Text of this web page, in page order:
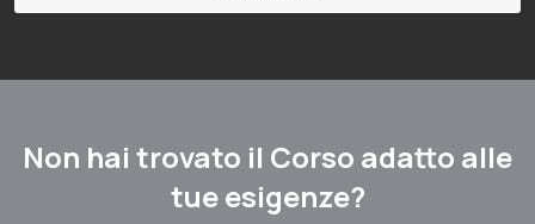
Non hai trovato il Corso adatto alle
tue esigenze?